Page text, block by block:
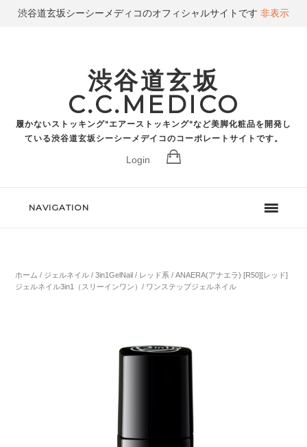
渋谷道玄坂
C.C.MEDICO
履かないストッキング"エアーストッキング"など美脚化粧品を開発し
ている渋谷道玄坂シーシーメデイコのコーポレートサイトです。
Login
NAVIGATION
ホーム / ジェルネイル /3in1GelNail / レッド系 / ANAERA(アナエラ) [R50][レッド]
ジェルネイル3in1（スリーインワン）/ ワンステップジェルネイル
渋谷道玄坂シーシーメディコのオフィシャルサイトです 非表示